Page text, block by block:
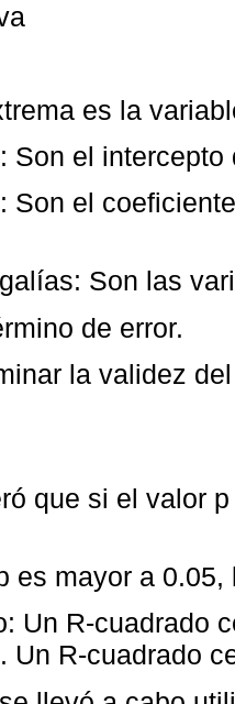
es la
Son el intercepto
Son el
Son las
de error.
la validez
que si el valor
es mayor a
Un R-cuadrado
Un R-cuadrado